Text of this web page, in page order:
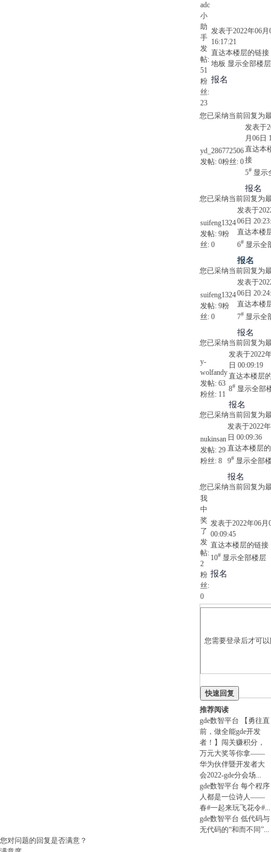
adc
小
助
手
发
帖:
51
粉
丝:
23
发表于2022年06月
16:17:21
直达本楼层的链接
地板 显示全部楼层
报名
您已采纳当前回复为
yd_286772506
发帖: 0粉丝: 0
发表于
月06日
直达本
接
5# 显示
报名
您已采纳当前回复为
suifeng1324
发帖: 9粉
丝: 0
发表于
06日
直达本楼
6# 显示全
报名
您已采纳当前回复为
suifeng1324
发帖: 9粉
丝: 0
发表于
06日
直达本楼
7# 显示全
报名
您已采纳当前回复为
y-
wolfandy
发帖: 63
粉丝: 11
发表于2022
日 00:09:19
直达本楼层
8# 显示全部
报名
您已采纳当前回复为
nukinsan
发帖: 29
粉丝: 8
发表于2022
日 00:09:36
直达本楼层
9# 显示全部
报名
您已采纳当前回复为
我
中
奖
了
发
帖:
2
粉
丝:
0
发表于2022年06月
00:09:45
直达本楼层的链接
10# 显示全部楼层
报名
您需要登录后才可
即注册
快速回复
推荐阅读
gde数智平台
【勇往直
前，做全能gde开发
者！】闯关赚积分，
万元大奖等你拿——
华为伙伴暨开发者大
会2022-gde分会场
gde数智平台 每个程序
人都是一位诗人——
春#一起来玩飞花令#
gde数智平台 低代码与
无代码的“和而不同”
您对问题的回复是否满意？